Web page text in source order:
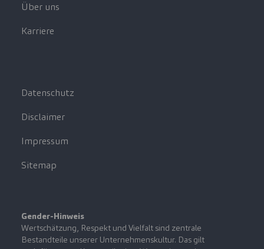
Über uns
Karriere
Datenschutz
Disclaimer
Impressum
Sitemap
Gender-Hinweis
Wertschätzung, Respekt und Vielfalt sind zentrale
Bestandteile unserer Unternehmenskultur. Das gilt